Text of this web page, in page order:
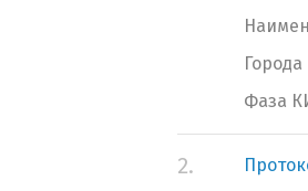
Города
Фаза
2.